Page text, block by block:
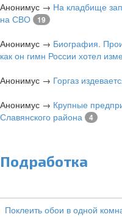
Анонимус → На кладбище
на СВО
19
Анонимус → Биография.
как он гимн России хотел
Анонимус → Горгаз
Анонимус → Крупные
Славянского района
4
Подработка
Поклеить обои в одной